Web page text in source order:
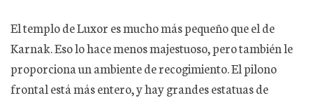
El templo de Luxor es mucho más pequeño que el de
Karnak. Eso lo hace menos majestuoso, pero también le
proporciona un ambiente de recogimiento. El pilono
frontal está más entero, y hay grandes estatuas de